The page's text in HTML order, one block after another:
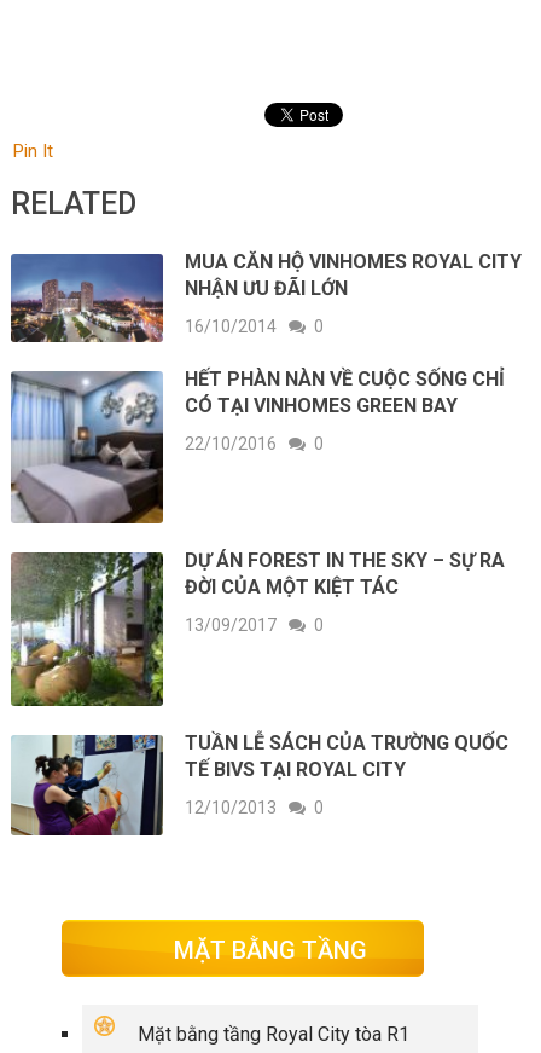
Pin It
RELATED
MUA CĂN HỘ VINHOMES ROYAL CITY
NHẬN ƯU ĐÃI LỚN
16/10/2014 0
HẾT PHÀN NÀN VỀ CUỘC SỐNG CHỈ
CÓ TẠI VINHOMES GREEN BAY
22/10/2016 0
DỰ ÁN FOREST IN THE SKY – SỰ RA
ĐỜI CỦA MỘT KIỆT TÁC
13/09/2017 0
TUẦN LỄ SÁCH CỦA TRƯỜNG QUỐC
TẾ BIVS TẠI ROYAL CITY
12/10/2013 0
MẶT BẰNG TẦNG
Mặt bằng tầng Royal City tòa R1